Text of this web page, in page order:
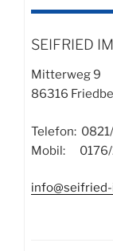
SEIFRIED
Mitterweg 9
86316
Telefon:
Mobil: 0176/